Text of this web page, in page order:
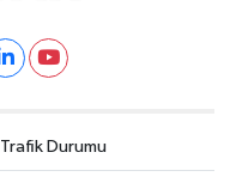
Trafik Durumu